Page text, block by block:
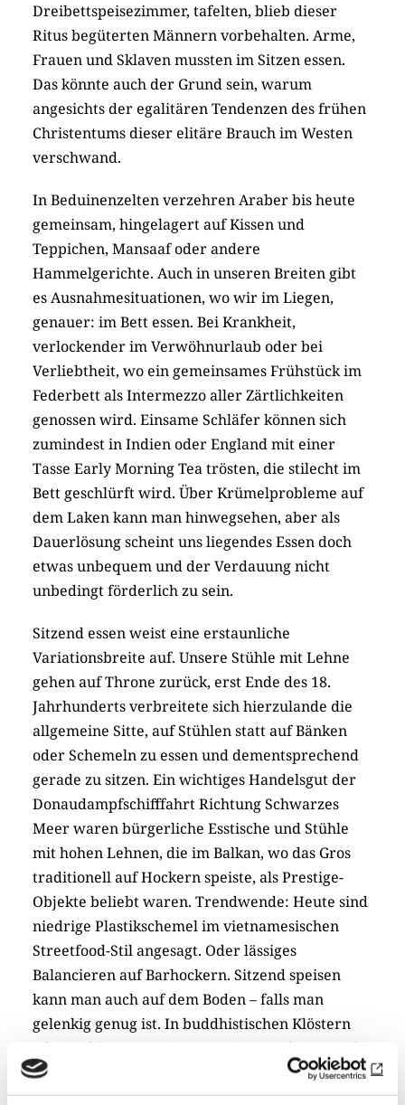
Dreibettspeisezimmer, tafelten, blieb dieser
Ritus begüterten Männern vorbehalten. Arme,
Frauen und Sklaven mussten im Sitzen essen.
Das könnte auch der Grund sein, warum
angesichts der egalitären Tendenzen des frühen
Christentums dieser elitäre Brauch im Westen
verschwand.
In Beduinenzelten verzehren Araber bis heute
gemeinsam, hingelagert auf Kissen und
Teppichen, Mansaaf oder andere
Hammelgerichte. Auch in unseren Breiten gibt
es Ausnahmesituationen, wo wir im Liegen,
genauer: im Bett essen. Bei Krankheit,
verlockender im Verwöhnurlaub oder bei
Verliebtheit, wo ein gemeinsames Frühstück im
Federbett als Intermezzo aller Zärtlichkeiten
genossen wird. Einsame Schläfer können sich
zumindest in Indien oder England mit einer
Tasse Early Morning Tea trösten, die stilecht im
Bett geschlürft wird. Über Krümelprobleme auf
dem Laken kann man hinwegsehen, aber als
Dauerlösung scheint uns liegendes Essen doch
etwas unbequem und der Verdauung nicht
unbedingt förderlich zu sein.
Sitzend essen weist eine erstaunliche
Variationsbreite auf. Unsere Stühle mit Lehne
gehen auf Throne zurück, erst Ende des 18.
Jahrhunderts verbreitete sich hierzulande die
allgemeine Sitte, auf Stühlen statt auf Bänken
oder Schemeln zu essen und dementsprechend
gerade zu sitzen. Ein wichtiges Handelsgut der
Donaudampfschifffahrt Richtung Schwarzes
Meer waren bürgerliche Esstische und Stühle
mit hohen Lehnen, die im Balkan, wo das Gros
traditionell auf Hockern speiste, als Prestige-
Objekte beliebt waren. Trendwende: Heute sind
niedrige Plastikschemel im vietnamesischen
Streetfood-Stil angesagt. Oder lässiges
Balancieren auf Barhockern. Sitzend speisen
kann man auch auf dem Boden – falls man
gelenkig genug ist. In buddhistischen Klöstern
oder auf den Tatami-Matten japanischer Kaiseki-
Restaurants wird im Schneider- oder Lotussitz
mit Stäbchen jongliert. Sogar DDRBürger